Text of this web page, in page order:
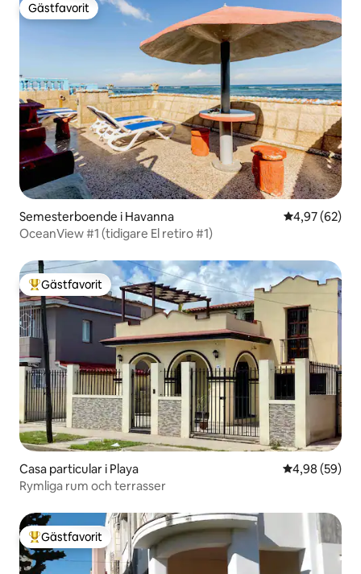
Gästfavorit
Gästfavorit
Semesterboende i Havanna 4,97 av 5 i
4,97 (62)
OceanView #1 (tidigare El retiro #1)
Populär gästfavorit
Gästfavorit
Casa particular i Playa 4,98 av 5 i
4,98 (59)
Rymliga rum och terrasser
Populär gästfavorit
Gästfavorit